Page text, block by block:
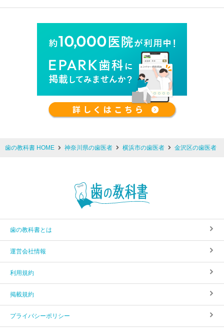
歯の教科書 HOME 神奈川県の歯医者 横浜市の歯医者 金沢区の歯医者
歯の教科書とは
運営会社情報
利用規約
掲載規約
プライバシーポリシー